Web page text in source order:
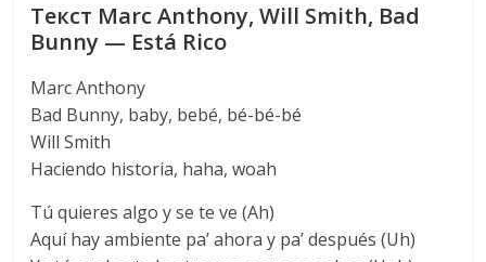
Текст Marc Anthony, Will Smith, Bad
Bunny — Está Rico
Marc Anthony
Bad Bunny, baby, bebé, bé-bé-bé
Will Smith
Haciendo historia, haha, woah
Tú quieres algo y se te ve (Ah)
Aquí hay ambiente pa’ ahora y pa’ después (Uh)